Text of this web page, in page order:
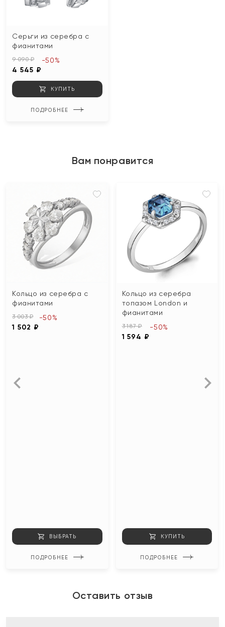
Серьги из серебра с
фианитами
9 090 ₽
4 545 ₽
-50%
КУПИТЬ
ПОДРОБНЕЕ
Вам понравится
Кольцо из серебра с
фианитами
3 003 ₽
1 502 ₽
-50%
ВЫБРАТЬ
ПОДРОБНЕЕ
Кольцо из серебра
топазом London и
фианитами
3 187 ₽
1 594 ₽
-50%
КУПИТЬ
ПОДРОБНЕЕ
Оставить отзыв